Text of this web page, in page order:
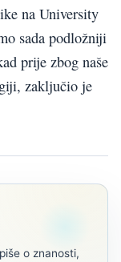
na University
sada podložniji
prije zbog naše
zaključio je
o znanosti,